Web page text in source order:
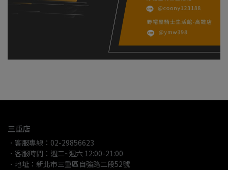
三重店
．客服專線：02-29856623
．客服時間：週二~週六 12:00-21:00
．地址：新北市三重區自強路二段52號